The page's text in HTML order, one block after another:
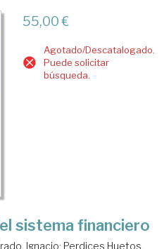
55,00 €
Agotado/Descatalogado.
Puede solicitar
búsqueda.
sistema financiero
Ignacio; Perdices Huetos,